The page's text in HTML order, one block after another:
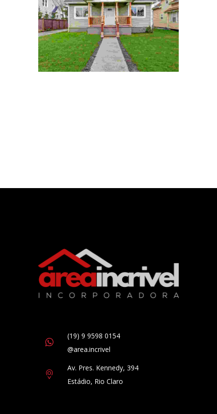
(19) 9 9598 0154
@area.incrivel
Av. Pres. Kennedy, 394
Estádio, Rio Claro